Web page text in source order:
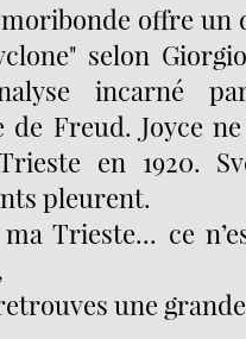
offre un
selon
incarné
de Freud. Joyce
en 1920.
pleurent.
Trieste... ce
une